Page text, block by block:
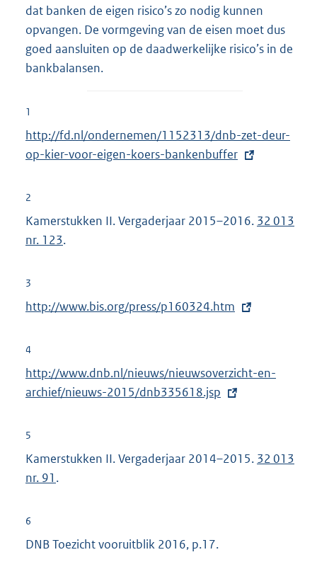
dat banken de eigen risico’s zo nodig kunnen
opvangen. De vormgeving van de eisen moet dus
goed aansluiten op de daadwerkelijke risico’s in de
bankbalansen.
1
E
x
e
n
e
i
n
:
http://fd.nl/ondernemen/1152313/dnb-zet-deur-
op-kier-voor-eigen-koers-bankenbuffer
2
Kamerstukken II. Vergaderjaar 2015–2016. 32 013
nr. 123.
3
E
t
r
n
l
i
n
:
http://www.bis.org/press/p160324.htm
4
E
x
e
e
i
n
http://www.dnb.nl/nieuws/nieuwsoverzicht-en-
archief/nieuws-2015/dnb335618.jsp
5
Kamerstukken II. Vergaderjaar 2014–2015. 32 013
nr. 91 .
6
DNB Toezicht vooruitblik 2016, p.17.